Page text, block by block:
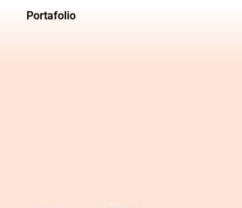
Portafolio